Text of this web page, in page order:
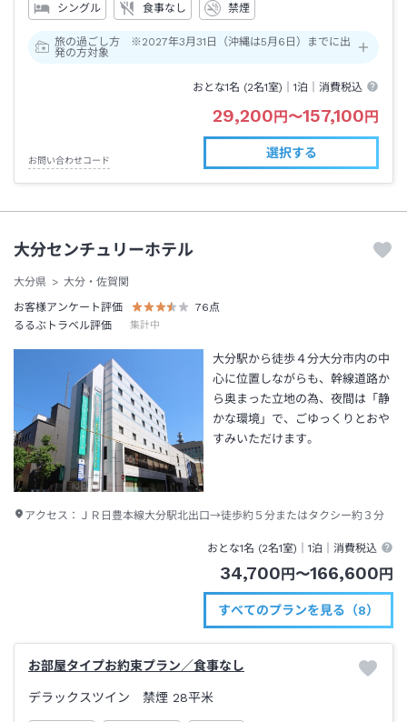
シングル 食事なし 禁煙
旅の過ごし方 ※2027年3月31日（沖縄は5月6日）までに出
発の方対象
おとな1名 (2名1室)｜1泊 ｜消費税込
29,200円〜157,100円
お問い合わせコード
選択する
大分センチュリーホテル
大分県
大分・佐賀関
お客様アンケート評価
76点
るるぶトラベル評価
集計中
大分駅から徒歩４分大分市内の中
心に位置しながらも、幹線道路か
ら奥まった立地の為、夜間は「静
かな環境」で、ごゆっくりとおや
すみいただけます。
アクセス： ＪＲ日豊本線大分駅北出口→徒歩約５分またはタクシー約３分
おとな1名 (2名1室)｜1泊 ｜消費税込
34,700円〜166,600円
すべてのプランを見る（8）
お部屋タイプお約束プラン／食事なし
デラックスツイン 禁煙 28平米